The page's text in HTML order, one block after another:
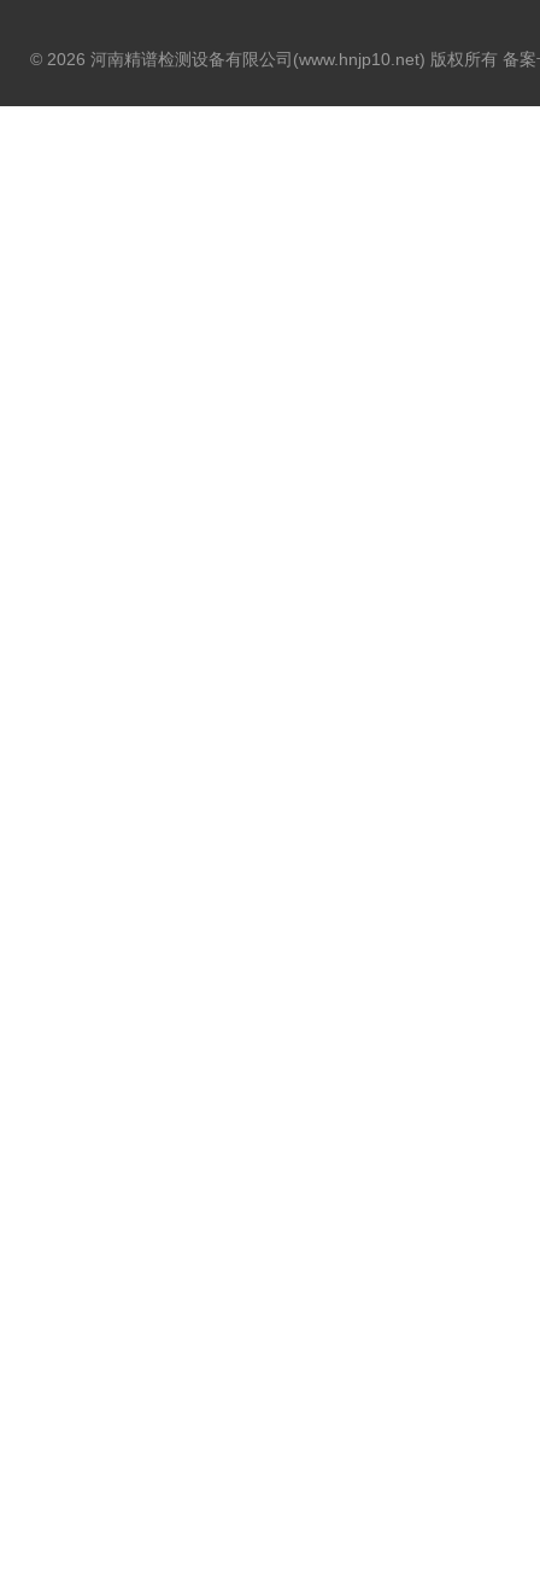
© 2026 河南精谱检测设备有限公司(www.hnjp10.net) 版权所有 备案